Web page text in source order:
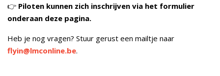
👉 Piloten kunnen zich inschrijven via het formulier
onderaan deze pagina.
Heb je nog vragen? Stuur gerust een mailtje naar
flyin@lmconline.be.